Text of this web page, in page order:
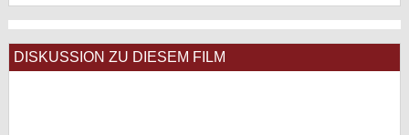
DISKUSSION ZU DIESEM FILM